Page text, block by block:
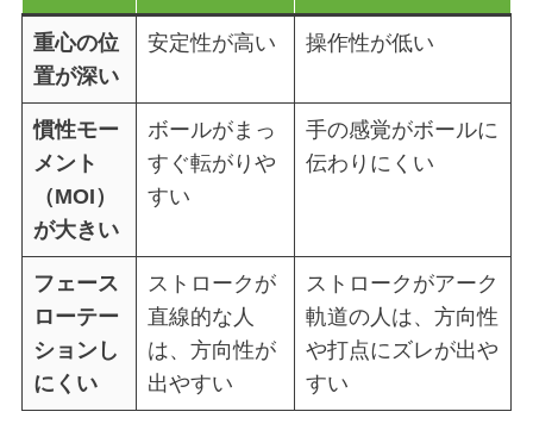
重心の位
置が深い
安定性が高い 操作性が低い
慣性モー
メント
（MOI）
が大きい
ボールがまっ
すぐ転がりや
すい
手の感覚がボールに
伝わりにくい
フェース
ローテー
ションし
にくい
ストロークが
直線的な人
は、方向性が
出やすい
ストロークがアーク
軌道の人は、方向性
や打点にズレが出や
すい